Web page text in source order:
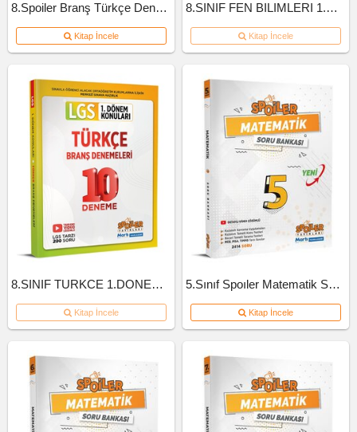
8.Spoiler Branş Türkçe Deneme
Kitap İncele
8.SINIF FEN BILIMLERI 1.DONEM 10'LU BRANS DENEME
Kitap İncele
8.SINIF TURKCE 1.DONEM 10'LU BRANS DENEME
Kitap İncele
5.Sınıf Spoıler Matematik Soru Bankası 2023
Kitap İncele